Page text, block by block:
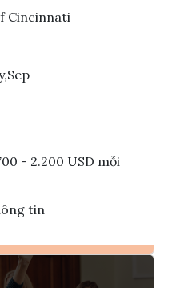
Cincinnati
- 2.200 USD mỗi
tin
Ghi danh